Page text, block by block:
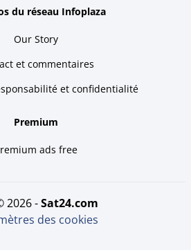
du réseau Infoplaza
Our Story
et commentaires
et confidentialité
Premium
ads free
2026 - sat24.com
des cookies